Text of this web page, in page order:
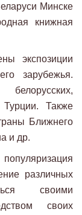
Минске
книжная
экспозиции
зарубежья.
Также
Ближнего
и др.
различных
своими
своих